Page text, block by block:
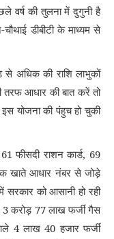
वर्ष की तुलना में दुगुनी है
डीबीटी के माध्यम से
अधिक की राशि लाभुकों
आधार की बात करें तो
योजना की पंहुच हो चुकी
61 फीसदी राशन कार्ड, 69
खाते आधार नंबर से जोड़े
को आसानी हो रही
करोड़ 77 लाख फर्जी गैस
4 लाख 40 हजार फर्जी